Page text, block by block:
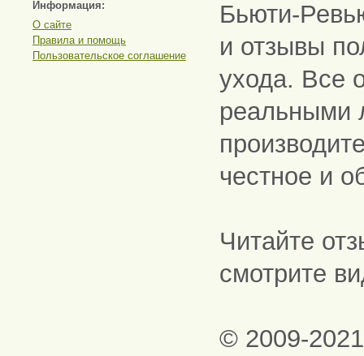
Информация:
О сайте
Правила и помощь
Пользовательское соглашение
Бьюти-
и отзывы
ухода. Все
реальными
честное и
Читайте
смотрите
© 2009-